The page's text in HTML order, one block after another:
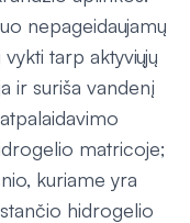
nepageidaujamų
tarp aktyviųjų
ir suriša vandenį
matricoje;
kuriame yra
hidrogelio